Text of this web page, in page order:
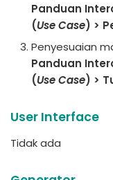
Panduan
(Use Case) >
Penyesuaian
Panduan
(Use Case) >
User Interface
Tidak ada